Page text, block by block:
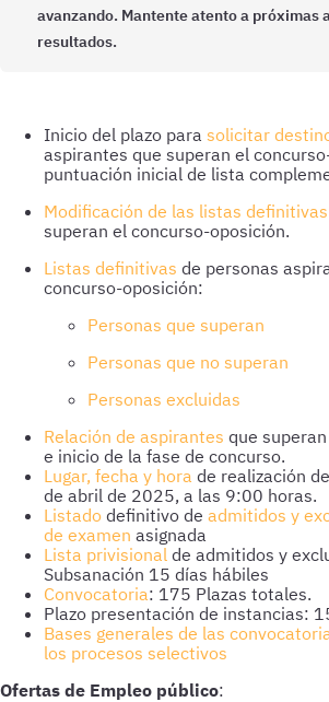
avanzando. Mantente atento a próximas
resultados.
Inicio del plazo para solicitar
aspirantes que superan el
puntuación inicial de lista
Modificación de las listas definitivas
superan el concurso-oposición.
Listas definitivas de personas
concurso-oposición:
Personas que superan
Personas que no superan
Personas excluidas
Relación de aspirantes que
e inicio de la fase de concurso.
Lugar, fecha y hora de realización
de abril de 2025, a las 9:00 horas.
Listado definitivo de admitidos y
de examen asignada
Lista privisional de admitidos y
Subsanación 15 días hábiles
Convocatoria: 175 Plazas totales.
Plazo presentación de instancias:
Bases generales de las
los procesos selectivos
Ofertas de Empleo público: